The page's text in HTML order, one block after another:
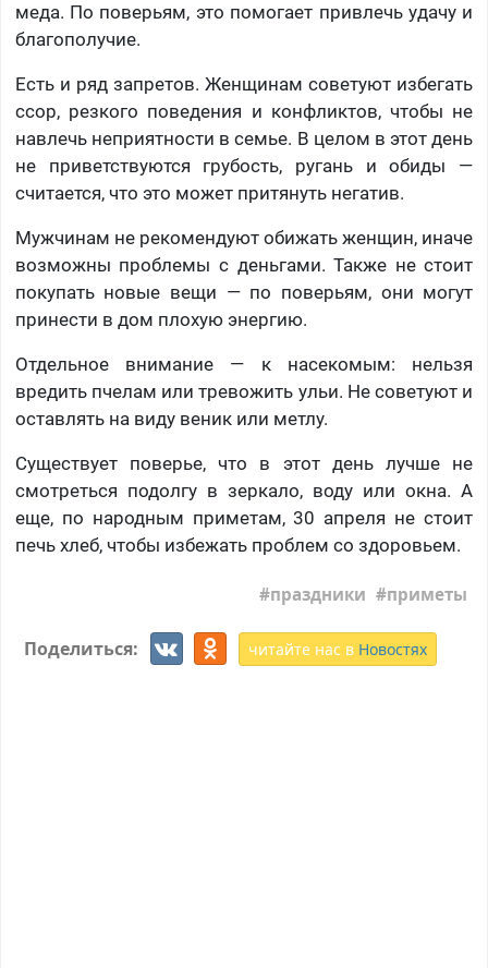
меда. По поверьям, это помогает привлечь удачу и
благополучие.
Есть и ряд запретов. Женщинам советуют избегать
ссор, резкого поведения и конфликтов, чтобы не
навлечь неприятности в семье. В целом в этот день
не приветствуются грубость, ругань и обиды —
считается, что это может притянуть негатив.
Мужчинам не рекомендуют обижать женщин, иначе
возможны проблемы с деньгами. Также не стоит
покупать новые вещи — по поверьям, они могут
принести в дом плохую энергию.
Отдельное внимание — к насекомым: нельзя
вредить пчелам или тревожить ульи. Не советуют и
оставлять на виду веник или метлу.
Существует поверье, что в этот день лучше не
смотреться подолгу в зеркало, воду или окна. А
еще, по народным приметам, 30 апреля не стоит
печь хлеб, чтобы избежать проблем со здоровьем.
праздники приметы
Поделиться: читайте нас в Новостях